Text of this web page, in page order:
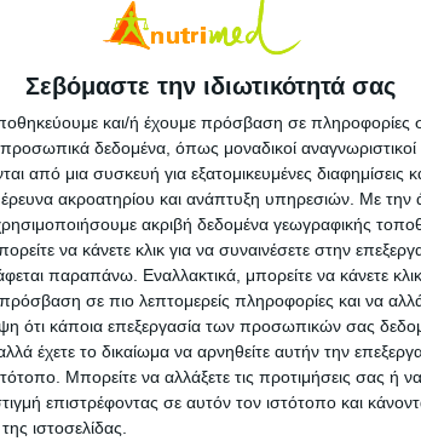
Σεβόμαστε την ιδιωτικότητά σας
και/ή έχουμε πρόσβαση σε
δεδομένα, όπως μοναδικοί
από μια συσκευή για εξατομικευμένες διαφημίσεις
ακροατηρίου και ανάπτυξη υπηρεσιών. Με την
ακριβή δεδομένα γεωγραφικής
να κάνετε κλικ για να συναινέσετε στην
παραπάνω. Εναλλακτικά, μπορείτε να κάνετε
σε πιο λεπτομερείς πληροφορίες και να
ότι κάποια επεξεργασία των προσωπικών σας
έχετε το δικαίωμα να αρνηθείτε αυτήν την
Μπορείτε να αλλάξετε τις προτιμήσεις σας ή
επιστρέφοντας σε αυτόν τον ιστότοπο και
ιστοσελίδας.